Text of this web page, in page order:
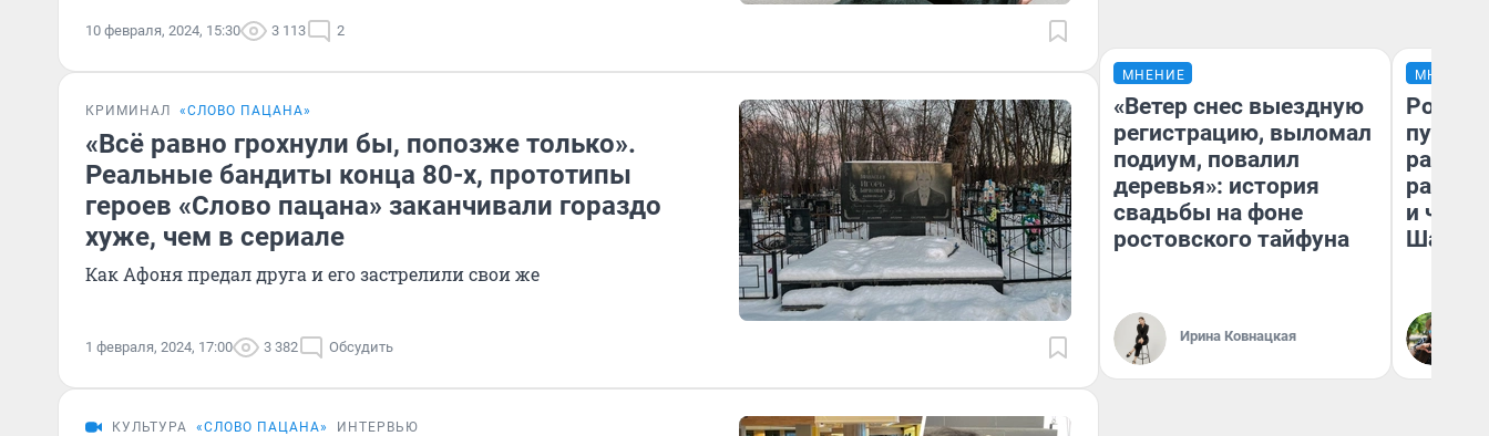
10 февраля, 2024, 15:30 3 113 2
КРИМИНАЛ «СЛОВО ПАЦАНА»
«Всё равно грохнули бы, попозже только».
Реальные бандиты конца 80-х, прототипы
героев «Слово пацана» заканчивали гораздо
хуже, чем в сериале
Как Афоня предал друга и его застрелили свои же
1 февраля, 2024, 17:00 3 382 Обсудить
КУЛЬТУРА «СЛОВО ПАЦАНА» ИНТЕРВЬЮ
МНЕНИЕ
«Ветер снес выездную
регистрацию, выломал
подиум, повалил
деревья»: история
свадьбы на фоне
ростовского тайфуна
Ирина Ковнацкая
МНЕНИЕ
и чем